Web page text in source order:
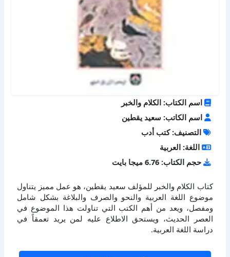
اسم الكتاب: الكلام والخبر
اسم الكاتب: سعيد يقطين
التصنيف: كتب أدب
اللغة: العربية
حجم الكتاب: 6.76 ميجا بايت
كتاب الكلام والخبر للمؤلف سعيد يقطين، هو عمل مميز يتناول
موضوع اللغة العربية والنحو والصرف والبلاغة بشكل شامل
ومفصل، ويعد من أهم الكتب التي تناولت هذا الموضوع في
العصر الحديث، ويستحق الاطلاع عليه لمن يريد تعمقاً في
دراسة اللغة العربية.